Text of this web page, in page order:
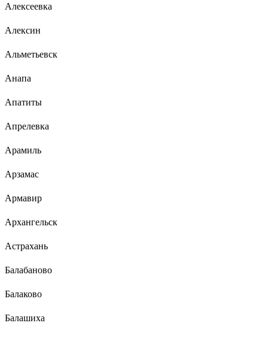
Алексеевка
Алексин
Альметьевск
Анапа
Апатиты
Апрелевка
Арамиль
Арзамас
Армавир
Архангельск
Астрахань
Балабаново
Балаково
Балашиха